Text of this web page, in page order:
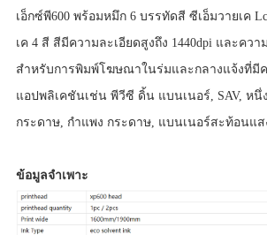
เอ็กซ์พี600 พร้อมหมึก 6 บรรทัดสี ซีเอ็มวายเค
เค 4 สี สีมีความละเอียดสูงถึง 1440dpi และควา
สำหรับการพิมพ์โฆษณาในร่มและกลางแจ้งที่มี
แอปพลิเคชันเช่น พีวีซี ดิ้น แบนเนอร์, SAV, ห
กระดาษ, กำแพง กระดาษ, แบนเนอร์สะท้อนแ
ข้อมูลจำเพาะ